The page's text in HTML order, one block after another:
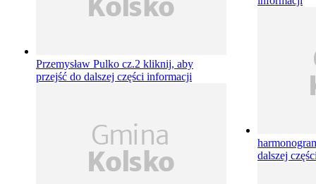
Przemysław Pulko cz.2 kliknij, aby
przejść do dalszej części informacji
dalszej